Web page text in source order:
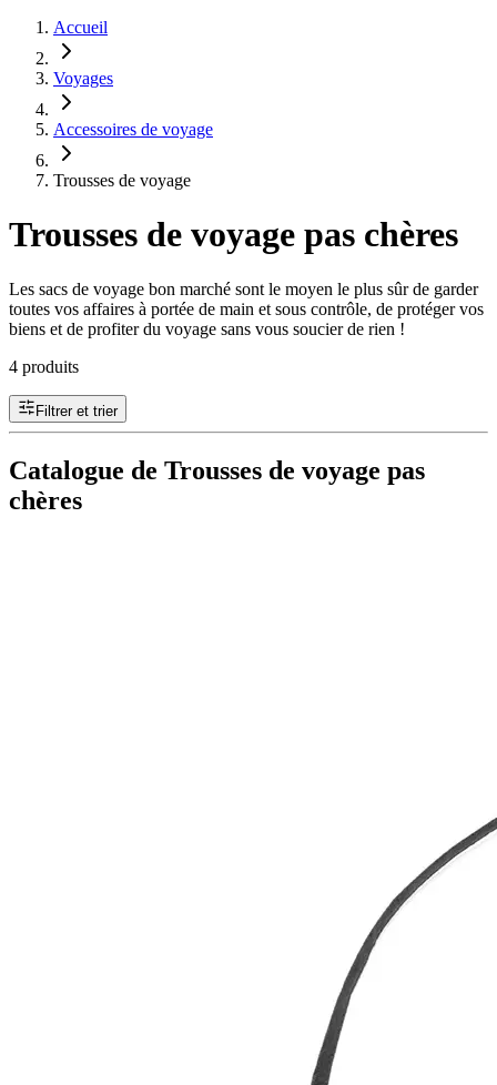
Accueil
Voyages
Accessoires de voyage
Trousses de voyage
Trousses de voyage pas chères
Les sacs de voyage bon marché sont le moyen le plus sûr de garder
toutes vos affaires à portée de main et sous contrôle, de protéger vos
biens et de profiter du voyage sans vous soucier de rien !
4 produits
Filtrer et trier
Catalogue de Trousses de voyage pas
chères